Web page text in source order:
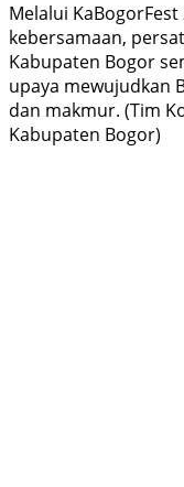
Melalui
kebersamaan,
Kabupaten Bogor
upaya mewujudkan
dan makmur. (Tim
Kabupaten Bogor)